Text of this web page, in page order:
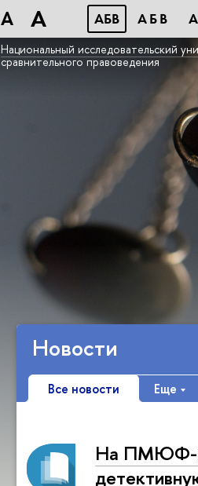
A A АБB АБB
Национальный исследовательский
сравнительного правоведения
Новости
Все новости Еще
На ПМЮФ-